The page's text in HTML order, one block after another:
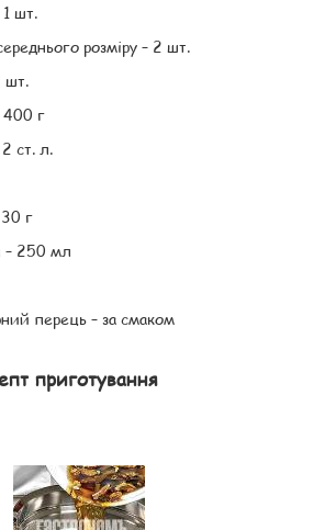
1 шт.
розміру – 2 шт.
шт.
400 г
ст. л.
г
– 250 мл
перець – за смаком
приготування